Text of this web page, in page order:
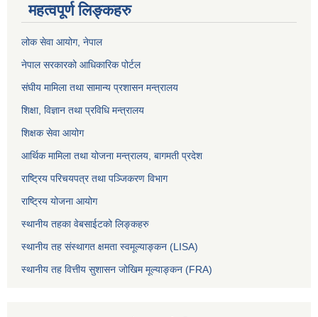
महत्वपूर्ण लिङ्कहरु
लोक सेवा आयोग, नेपाल
नेपाल सरकारको आधिकारिक पोर्टल
संघीय मामिला तथा सामान्य प्रशासन मन्त्रालय
शिक्षा, विज्ञान तथा प्रविधि मन्त्रालय
शिक्षक सेवा आयोग
आर्थिक मामिला तथा योजना मन्त्रालय, बागमती प्रदेश
राष्ट्रिय परिचयपत्र तथा पञ्जिकरण विभाग
राष्ट्रिय योजना आयोग
स्थानीय तहका वेबसाईटको लिङ्कहरु
स्थानीय तह संस्थागत क्षमता स्वमूल्याङ्कन (LISA)
स्थानीय तह वित्तीय सुशासन जोखिम मूल्याङ्कन (FRA)